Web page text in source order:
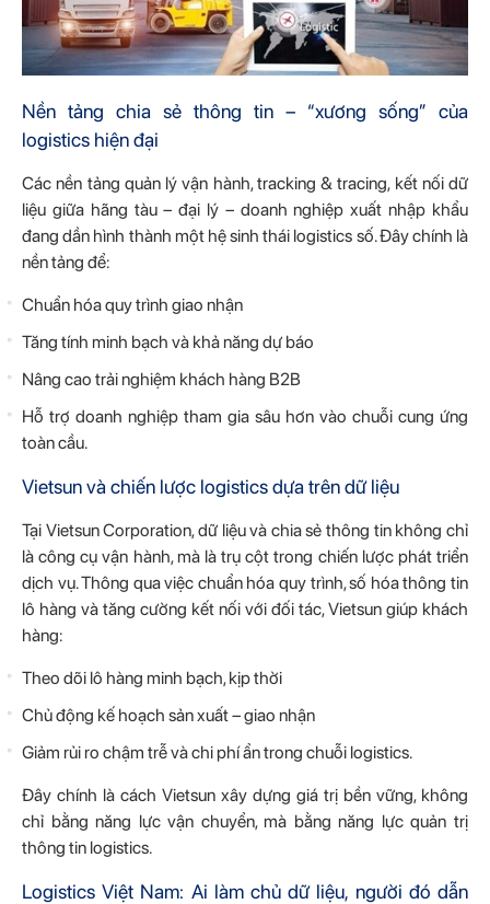
Nền tảng chia sẻ thông tin – “xương sống” của
logistics hiện đại
Các nền tảng quản lý vận hành, tracking & tracing, kết nối dữ
liệu giữa hãng tàu – đại lý – doanh nghiệp xuất nhập khẩu
đang dần hình thành một hệ sinh thái logistics số. Đây chính là
nền tảng để:
Chuẩn hóa quy trình giao nhận
Tăng tính minh bạch và khả năng dự báo
Nâng cao trải nghiệm khách hàng B2B
Hỗ trợ doanh nghiệp tham gia sâu hơn vào chuỗi cung ứng
toàn cầu.
Vietsun và chiến lược logistics dựa trên dữ liệu
Tại Vietsun Corporation, dữ liệu và chia sẻ thông tin không chỉ
là công cụ vận hành, mà là trụ cột trong chiến lược phát triển
dịch vụ. Thông qua việc chuẩn hóa quy trình, số hóa thông tin
lô hàng và tăng cường kết nối với đối tác, Vietsun giúp khách
hàng:
Theo dõi lô hàng minh bạch, kịp thời
Chủ động kế hoạch sản xuất – giao nhận
Giảm rủi ro chậm trễ và chi phí ẩn trong chuỗi logistics.
Đây chính là cách Vietsun xây dựng giá trị bền vững, không
chỉ bằng năng lực vận chuyển, mà bằng năng lực quản trị
thông tin logistics.
Logistics Việt Nam: Ai làm chủ dữ liệu, người đó dẫn